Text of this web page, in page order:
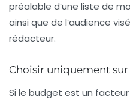
préalable d’une liste de
ainsi que de l’audience
rédacteur.
Choisir uniquement
Si le budget est un